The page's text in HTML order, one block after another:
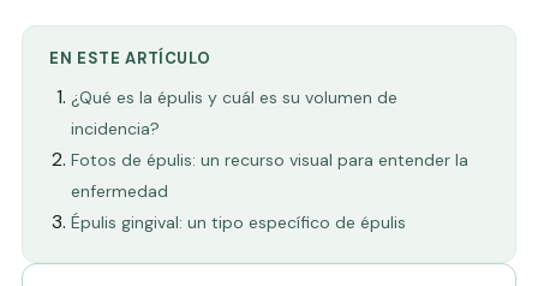
EN ESTE ARTÍCULO
¿Qué es la épulis y cuál es su volumen de
incidencia?
Fotos de épulis: un recurso visual para entender la
enfermedad
Épulis gingival: un tipo específico de épulis